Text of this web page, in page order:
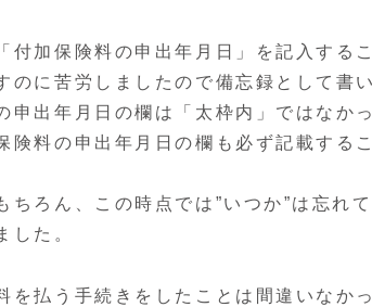
付加保険料の申出年月日」を記入する
のに苦労しましたので備忘録として書
申出年月日の欄は「太枠内」ではなか
険料の申出年月日の欄も必ず記載する
ちろん、この時点では”いつか”は忘れ
した。
を払う手続きをしたことは間違いなか